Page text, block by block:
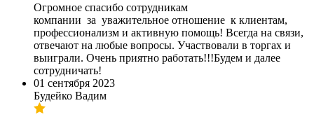
Огромное спасибо сотрудникам
компании за уважительное отношение к клиентам,
профессионализм и активную помощь! Всегда на связи,
отвечают на любые вопросы. Участвовали в торгах и
выиграли. Очень приятно работать!!!Будем и далее
сотрудничать!
01 сентября 2023
Будейко Вадим